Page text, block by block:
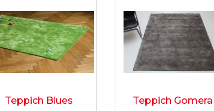
Teppich Blues
Teppich Gomera